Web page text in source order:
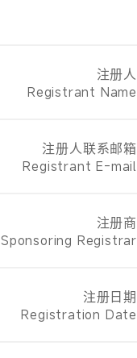
注册人
Registrant Name
注册人联系邮箱
Registrant E-mail
注册商
Sponsoring Registrar
注册日期
Registration Date